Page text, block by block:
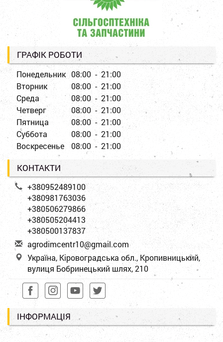
ГРАФІК РОБОТИ
Понедельник 08:00 - 21:00
Вторник
08:00 - 21:00
Среда
08:00 - 21:00
Четверг
08:00 - 21:00
Пятница
08:00 - 21:00
Суббота
08:00 - 21:00
Воскресенье
08:00 - 21:00
КОНТАКТИ
+380952489100
+380981763036
+380506279866
+380505204413
+380500137837
agrodimcentr10@gmail.com
Україна, Кіровоградська обл., Кропивницький,
вулиця Бобринецький шлях, 210
ІНФОРМАЦІЯ